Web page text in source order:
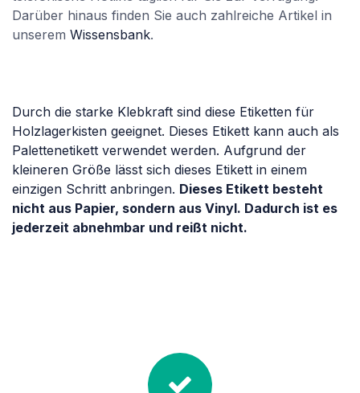
Darüber hinaus finden Sie auch zahlreiche Artikel in
unserem Wissensbank.
Durch die starke Klebkraft sind diese Etiketten für
Holzlagerkisten geeignet. Dieses Etikett kann auch als
Palettenetikett verwendet werden. Aufgrund der
kleineren Größe lässt sich dieses Etikett in einem
einzigen Schritt anbringen. Dieses Etikett besteht
nicht aus Papier, sondern aus Vinyl. Dadurch ist es
jederzeit abnehmbar und reißt nicht.